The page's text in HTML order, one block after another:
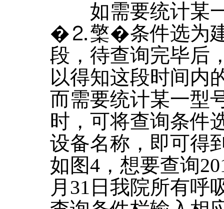
如需要统计某一
�⒉檠�条件选为建
段，待查询完毕后
以得知这段时间内
而需要统计某一型
时，可将查询条件
设备名称，即可得
如图4，想要查询
月31日我院所有呼